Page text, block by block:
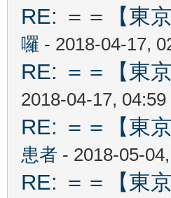
RE: ＝＝【東
囉 - 2018-04-17,
RE: ＝＝【東
2018-04-17, 04:59
RE: ＝＝【東
患者 - 2018-05-
RE: ＝＝【東